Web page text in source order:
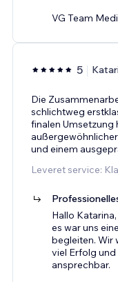
VG Team
5
Die
schlichtweg
finalen Umsetzung
und einem
Leveret service:
Hallo Katarina,
es war uns
begleiten. Wir
viel Erfolg
ansprechbar.